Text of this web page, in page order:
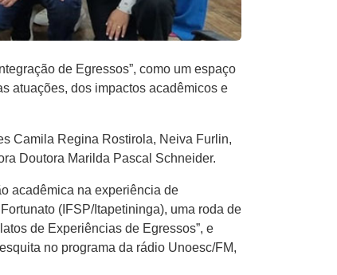
de Egressos”, como um espaço
atuações, dos impactos acadêmicos e
Camila Regina Rostirola, Neiva Furlin,
Doutora Marilda Pascal Schneider.
acadêmica na experiência de
(IFSP/Itapetininga), uma roda de
de Experiências de Egressos”, e
no programa da rádio Unoesc/FM,